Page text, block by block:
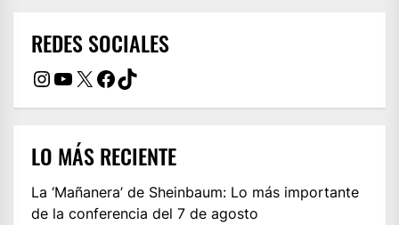
REDES SOCIALES
Instagram
YouTube
X Facebook
TikTok
LO MÁS RECIENTE
La ‘Mañanera’ de Sheinbaum: Lo más importante
de la conferencia del 7 de agosto